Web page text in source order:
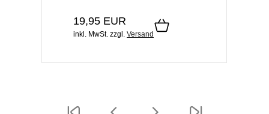
19,95 EUR
inkl. MwSt. zzgl. Versand